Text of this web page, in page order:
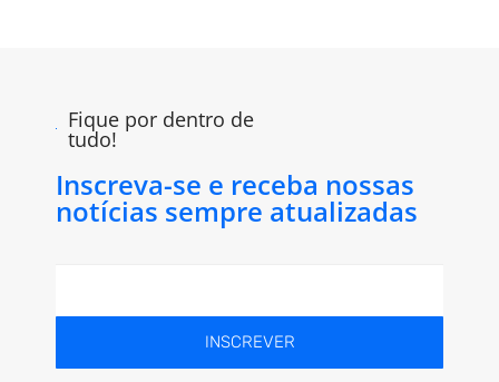
Fique por dentro de
tudo!
Inscreva-se e receba nossas
notícias sempre atualizadas
INSCREVER